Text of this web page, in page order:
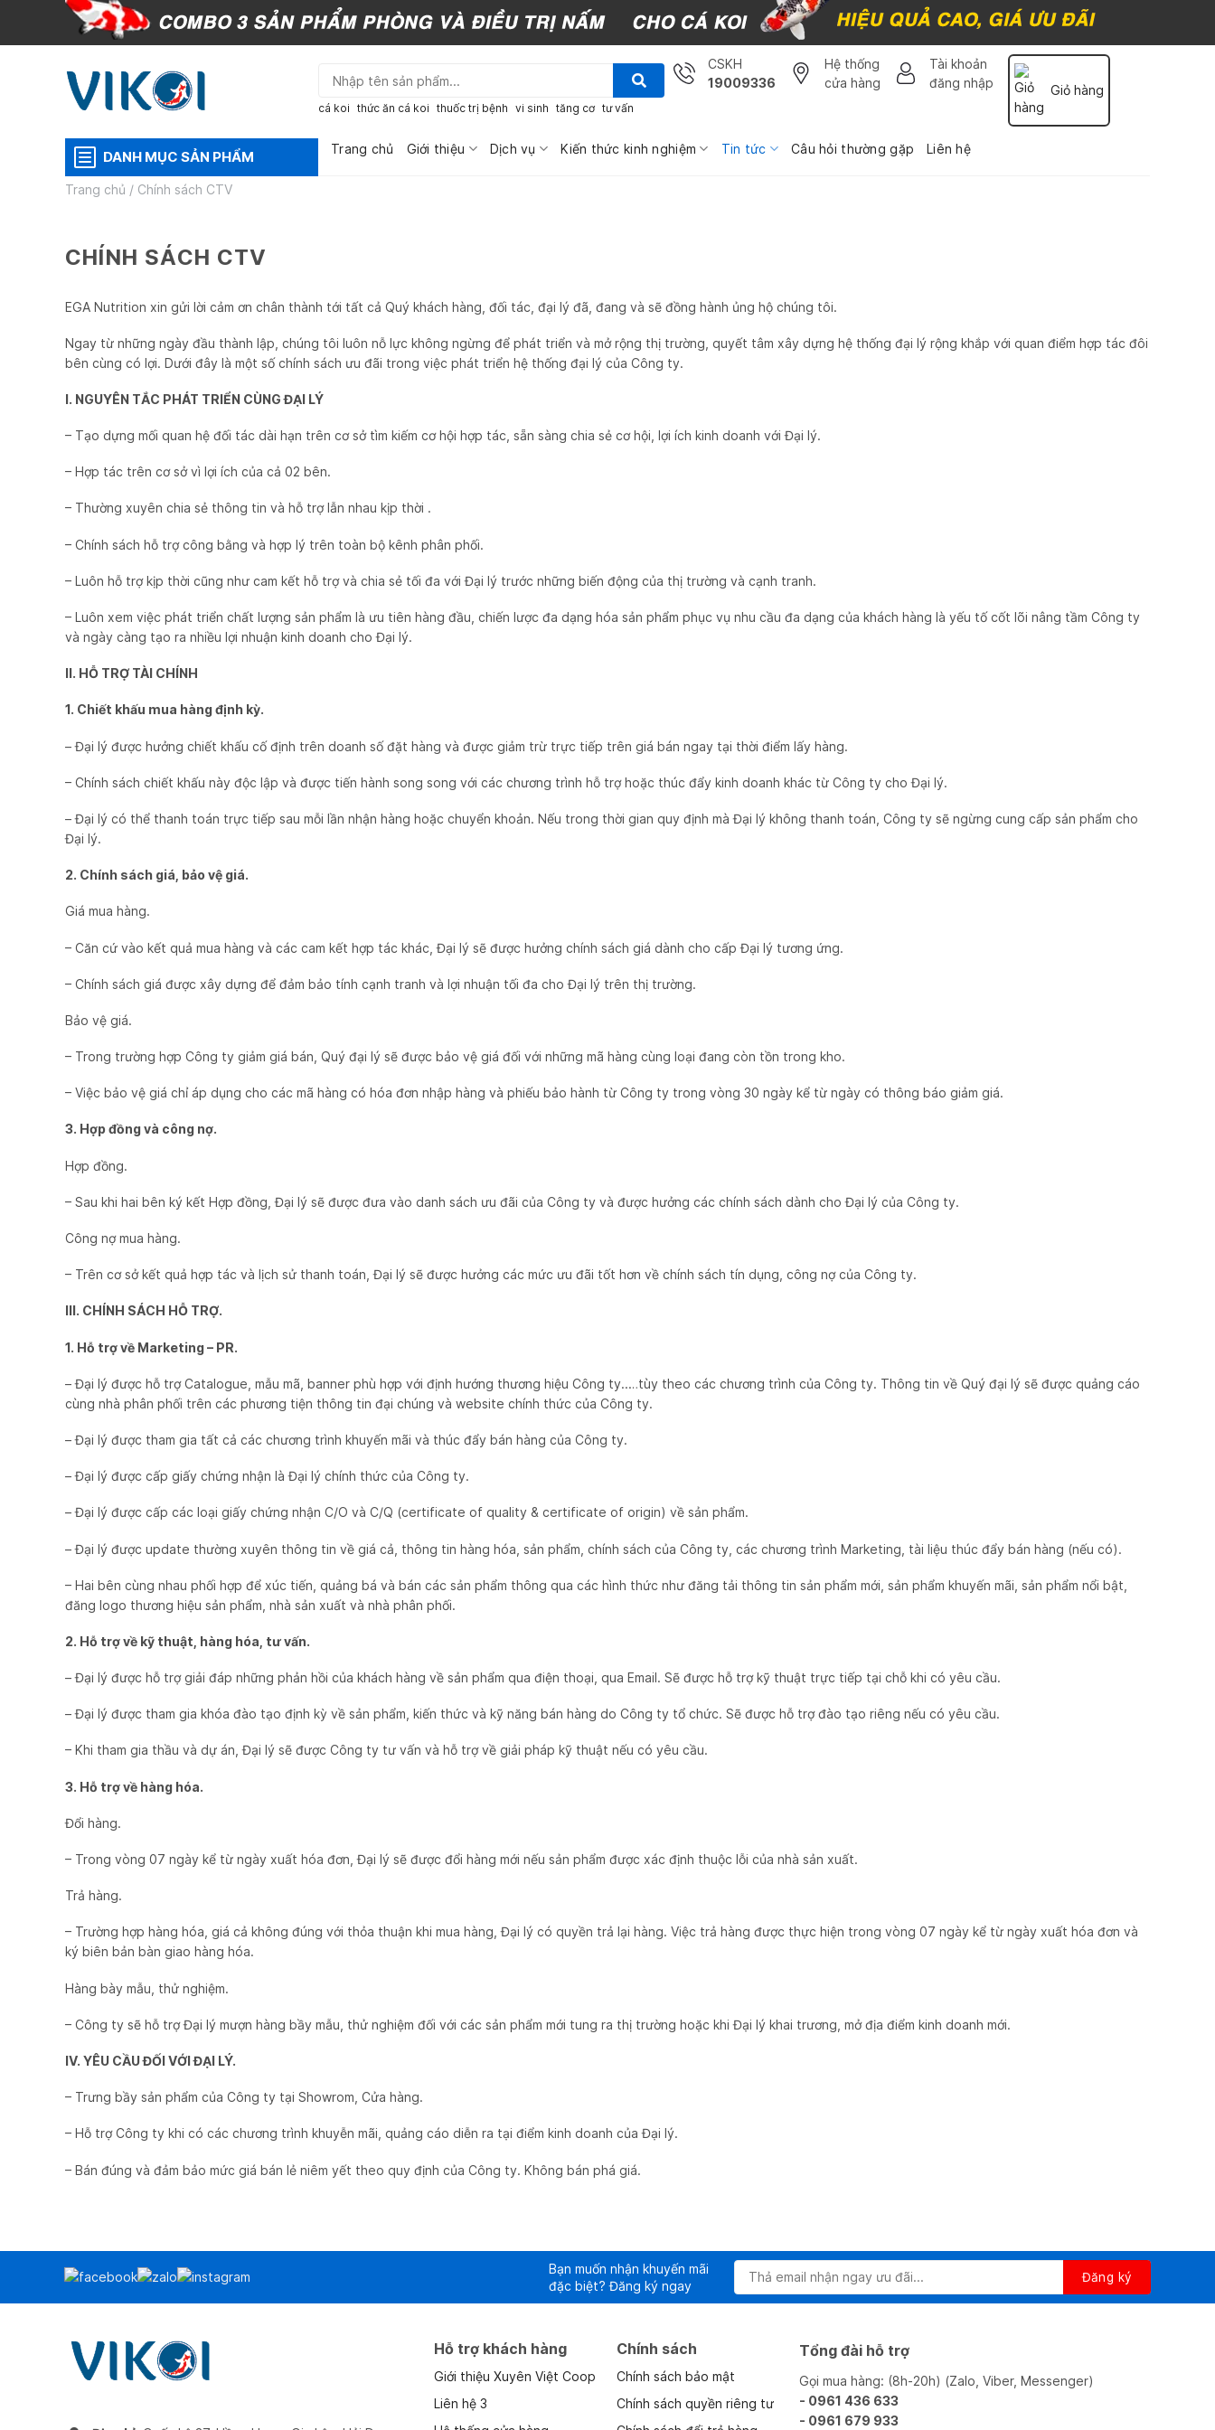
content
cá koi thức ăn cá koi thuốc trị bệnh vi sinh tăng cơ tư vấn
CSKH
19009336
Hệ thống
cửa hàng
Tài khoản
đăng nhập
Giỏ hàng
DANH MỤC SẢN PHẨM Trang chủ Giới thiệu Dịch vụ Kiến thức kinh nghiệm Tin tức Câu hỏi thường gặp Liên hệ
Trang chủ / Chính sách CTV
CHÍNH SÁCH CTV
EGA Nutrition xin gửi lời cảm ơn chân thành tới tất cả Quý khách hàng, đối tác, đại lý đã, đang và sẽ đồng hành ủng hộ chúng tôi.
Ngay từ những ngày đầu thành lập, chúng tôi luôn nỗ lực không ngừng để phát triển và mở rộng thị trường, quyết tâm xây dựng hệ thống đại lý rộng khắp với quan điểm hợp tác đôi
bên cùng có lợi. Dưới đây là một số chính sách ưu đãi trong việc phát triển hệ thống đại lý của Công ty.
I. NGUYÊN TẮC PHÁT TRIỂN CÙNG ĐẠI LÝ
– Tạo dựng mối quan hệ đối tác dài hạn trên cơ sở tìm kiếm cơ hội hợp tác, sẵn sàng chia sẻ cơ hội, lợi ích kinh doanh với Đại lý.
– Hợp tác trên cơ sở vì lợi ích của cả 02 bên.
– Thường xuyên chia sẻ thông tin và hỗ trợ lẫn nhau kịp thời .
– Chính sách hỗ trợ công bằng và hợp lý trên toàn bộ kênh phân phối.
– Luôn hỗ trợ kịp thời cũng như cam kết hỗ trợ và chia sẻ tối đa với Đại lý trước những biến động của thị trường và cạnh tranh.
– Luôn xem việc phát triển chất lượng sản phẩm là ưu tiên hàng đầu, chiến lược đa dạng hóa sản phẩm phục vụ nhu cầu đa dạng của khách hàng là yếu tố cốt lõi nâng tầm Công ty
và ngày càng tạo ra nhiều lợi nhuận kinh doanh cho Đại lý.
II. HỖ TRỢ TÀI CHÍNH
1. Chiết khấu mua hàng định kỳ.
– Đại lý được hưởng chiết khấu cố định trên doanh số đặt hàng và được giảm trừ trực tiếp trên giá bán ngay tại thời điểm lấy hàng.
– Chính sách chiết khấu này độc lập và được tiến hành song song với các chương trình hỗ trợ hoặc thúc đẩy kinh doanh khác từ Công ty cho Đại lý.
– Đại lý có thể thanh toán trực tiếp sau mỗi lần nhận hàng hoặc chuyển khoản. Nếu trong thời gian quy định mà Đại lý không thanh toán, Công ty sẽ ngừng cung cấp sản phẩm cho
Đại lý.
2. Chính sách giá, bảo vệ giá.
Giá mua hàng.
– Căn cứ vào kết quả mua hàng và các cam kết hợp tác khác, Đại lý sẽ được hưởng chính sách giá dành cho cấp Đại lý tương ứng.
– Chính sách giá được xây dựng để đảm bảo tính cạnh tranh và lợi nhuận tối đa cho Đại lý trên thị trường.
Bảo vệ giá.
– Trong trường hợp Công ty giảm giá bán, Quý đại lý sẽ được bảo vệ giá đối với những mã hàng cùng loại đang còn tồn trong kho.
– Việc bảo vệ giá chỉ áp dụng cho các mã hàng có hóa đơn nhập hàng và phiếu bảo hành từ Công ty trong vòng 30 ngày kể từ ngày có thông báo giảm giá.
3. Hợp đồng và công nợ.
Hợp đồng.
– Sau khi hai bên ký kết Hợp đồng, Đại lý sẽ được đưa vào danh sách ưu đãi của Công ty và được hưởng các chính sách dành cho Đại lý của Công ty.
Công nợ mua hàng.
– Trên cơ sở kết quả hợp tác và lịch sử thanh toán, Đại lý sẽ được hưởng các mức ưu đãi tốt hơn về chính sách tín dụng, công nợ của Công ty.
III. CHÍNH SÁCH HỖ TRỢ.
1. Hỗ trợ về Marketing – PR.
– Đại lý được hỗ trợ Catalogue, mẫu mã, banner phù hợp với định hướng thương hiệu Công ty..…tùy theo các chương trình của Công ty. Thông tin về Quý đại lý sẽ được quảng cáo
cùng nhà phân phối trên các phương tiện thông tin đại chúng và website chính thức của Công ty.
– Đại lý được tham gia tất cả các chương trình khuyến mãi và thúc đẩy bán hàng của Công ty.
– Đại lý được cấp giấy chứng nhận là Đại lý chính thức của Công ty.
– Đại lý được cấp các loại giấy chứng nhận C/O và C/Q (certificate of quality & certificate of origin) về sản phẩm.
– Đại lý được update thường xuyên thông tin về giá cả, thông tin hàng hóa, sản phẩm, chính sách của Công ty, các chương trình Marketing, tài liệu thúc đẩy bán hàng (nếu có).
– Hai bên cùng nhau phối hợp để xúc tiến, quảng bá và bán các sản phẩm thông qua các hình thức như đăng tải thông tin sản phẩm mới, sản phẩm khuyến mãi, sản phẩm nổi bật,
đăng logo thương hiệu sản phẩm, nhà sản xuất và nhà phân phối.
2. Hỗ trợ về kỹ thuật, hàng hóa, tư vấn.
– Đại lý được hỗ trợ giải đáp những phản hồi của khách hàng về sản phẩm qua điện thoại, qua Email. Sẽ được hỗ trợ kỹ thuật trực tiếp tại chỗ khi có yêu cầu.
– Đại lý được tham gia khóa đào tạo định kỳ về sản phẩm, kiến thức và kỹ năng bán hàng do Công ty tổ chức. Sẽ được hỗ trợ đào tạo riêng nếu có yêu cầu.
– Khi tham gia thầu và dự án, Đại lý sẽ được Công ty tư vấn và hỗ trợ về giải pháp kỹ thuật nếu có yêu cầu.
3. Hỗ trợ về hàng hóa.
Đổi hàng.
– Trong vòng 07 ngày kể từ ngày xuất hóa đơn, Đại lý sẽ được đổi hàng mới nếu sản phẩm được xác định thuộc lỗi của nhà sản xuất.
Trả hàng.
– Trường hợp hàng hóa, giá cả không đúng với thỏa thuận khi mua hàng, Đại lý có quyền trả lại hàng. Việc trả hàng được thực hiện trong vòng 07 ngày kể từ ngày xuất hóa đơn và
ký biên bản bàn giao hàng hóa.
Hàng bày mẫu, thử nghiệm.
– Công ty sẽ hỗ trợ Đại lý mượn hàng bầy mẫu, thử nghiệm đối với các sản phẩm mới tung ra thị trường hoặc khi Đại lý khai trương, mở địa điểm kinh doanh mới.
IV. YÊU CẦU ĐỐI VỚI ĐẠI LÝ.
– Trưng bầy sản phẩm của Công ty tại Showrom, Cửa hàng.
– Hỗ trợ Công ty khi có các chương trình khuyễn mãi, quảng cáo diễn ra tại điểm kinh doanh của Đại lý.
– Bán đúng và đảm bảo mức giá bán lẻ niêm yết theo quy định của Công ty. Không bán phá giá.
Bạn muốn nhận khuyến mãi
đặc biệt? Đăng ký ngay
Hỗ trợ khách hàng
Giới thiệu Xuyên Việt Coop
Liên hệ 3
Chính sách
Chính sách bảo mật
Chính sách quyền riêng tư
Tổng đài hỗ trợ
Gọi mua hàng: (8h-20h) (Zalo, Viber, Messenger)
- 0961 436 633
- 0961 679 933